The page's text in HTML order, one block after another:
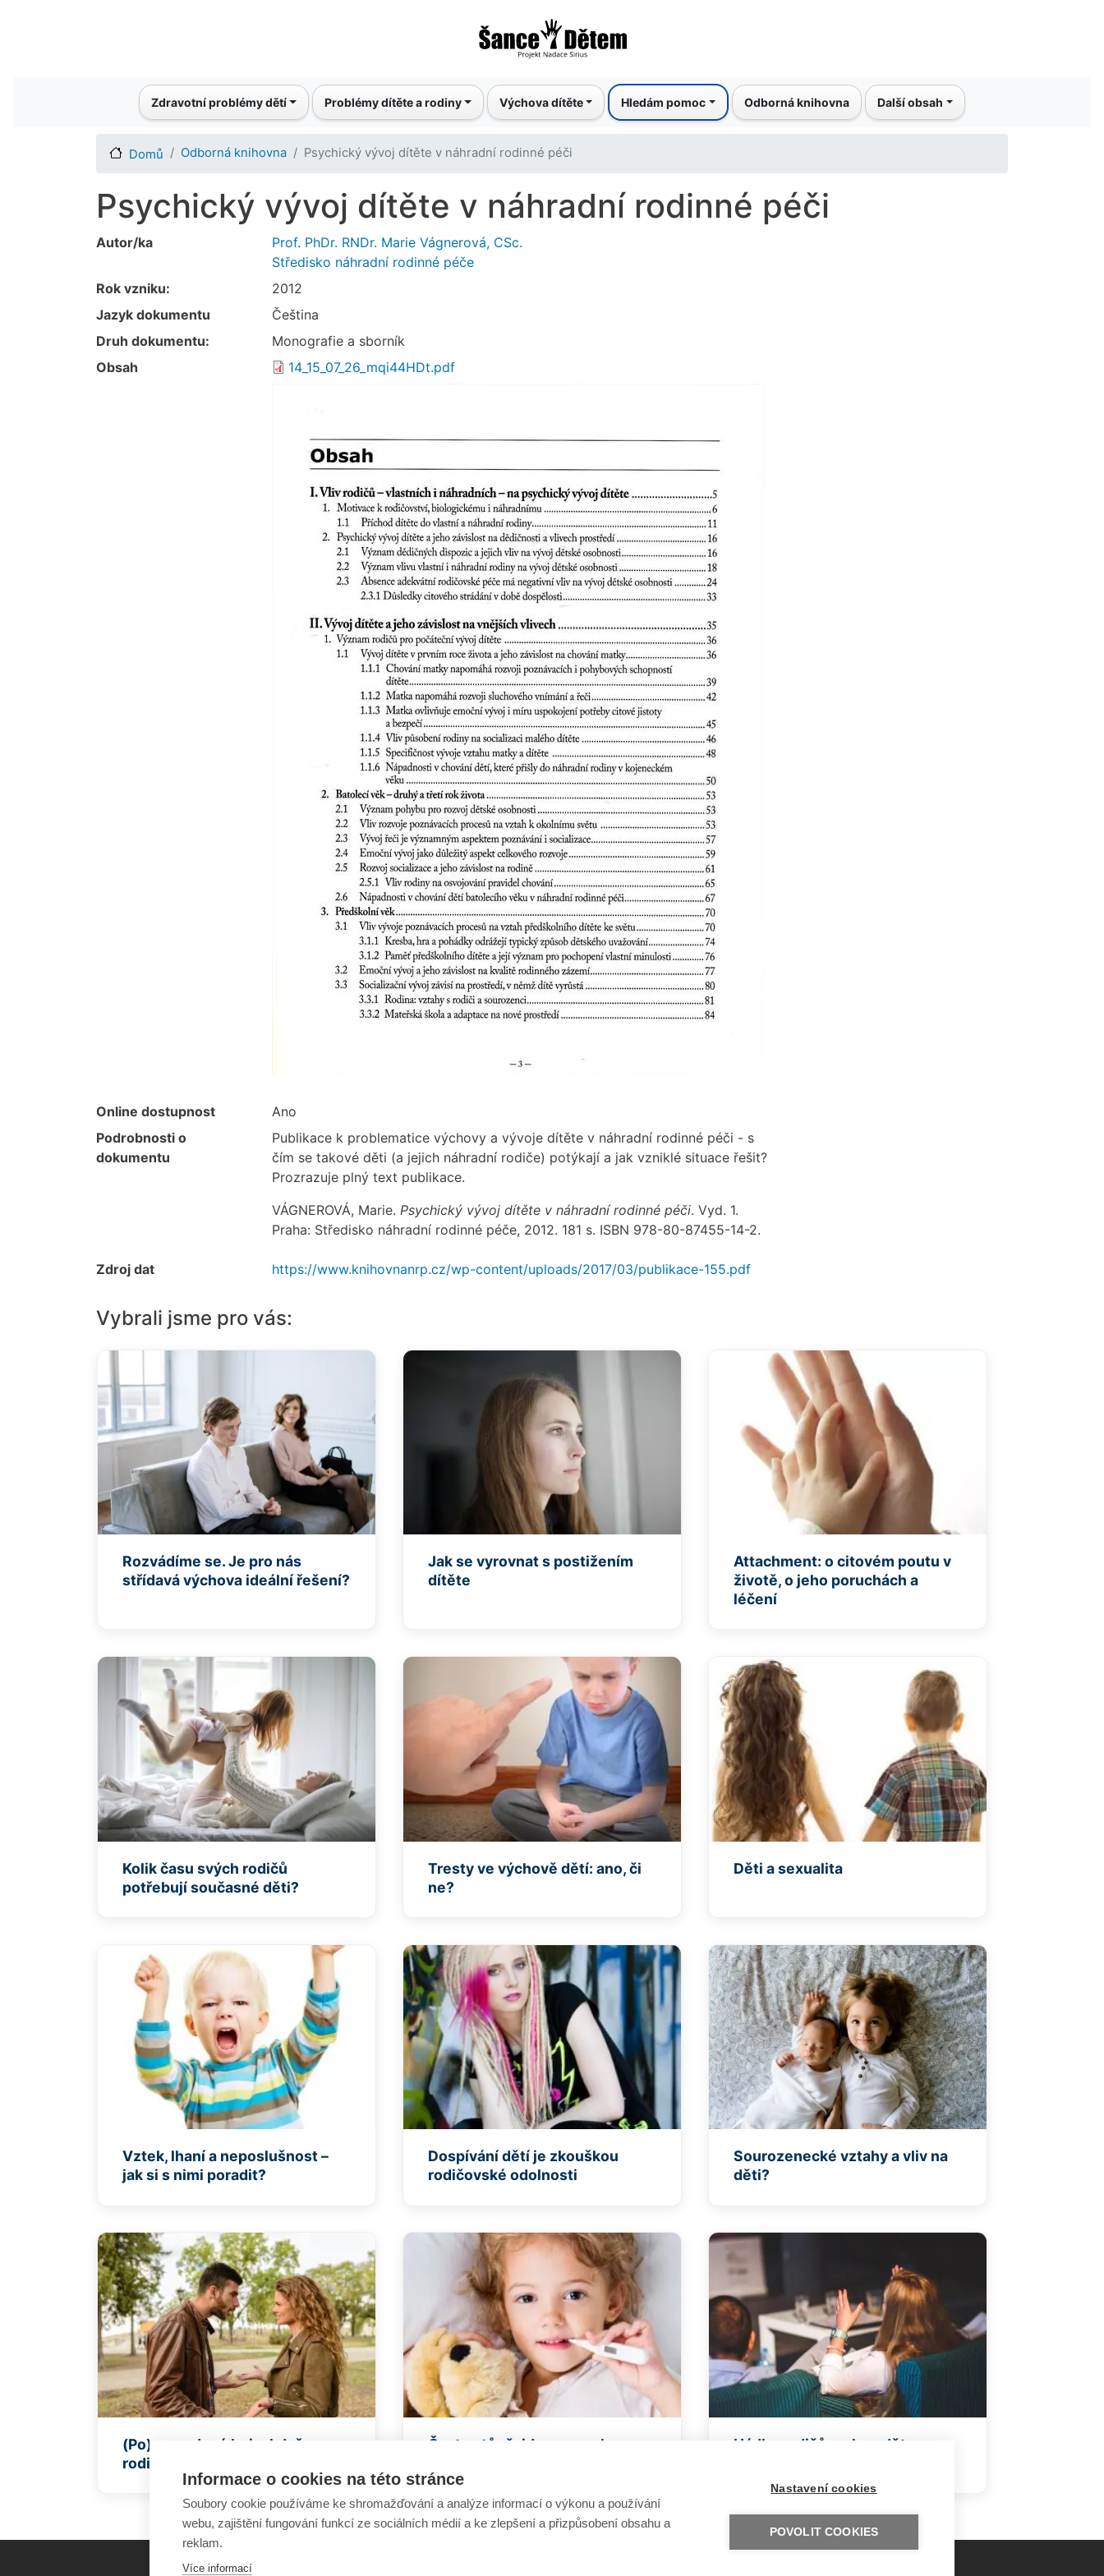
k
hlavnímu
Main navigationZdravotní problémy dětí Problémy dítěte a rodiny Výchova dítěte Hledám pomoc Odborná knihovna Další obsah
Domů Odborná knihovna Psychický vývoj dítěte v náhradní rodinné péči
Psychický vývoj dítěte v náhradní rodinné péči
Autor/ka
Prof. PhDr. RNDr. Marie Vágnerová, CSc.
Středisko náhradní rodinné péče
Rok vzniku:
2012
Jazyk dokumentu
Čeština
Druh dokumentu:
Monografie a sborník
Obsah
14_15_07_26_mqi44HDt.pdf
Online dostupnost
Ano
Podrobnosti o
dokumentu
Publikace k problematice výchovy a vývoje dítěte v náhradní rodinné péči - s
čím se takové děti (a jejich náhradní rodiče) potýkají a jak vzniklé situace řešit?
Prozrazuje plný text publikace.
VÁGNEROVÁ, Marie. Psychický vývoj dítěte v náhradní rodinné péči. Vyd. 1.
Praha: Středisko náhradní rodinné péče, 2012. 181 s. ISBN 978-80-87455-14-2.
Zdroj dat https://www.knihovnanrp.cz/wp-content/uploads/2017/03/publikace-155.pdf
Vybrali jsme pro vás:
Rozvádíme se. Je pro nás
střídavá výchova ideální řešení?
Jak se vyrovnat s postižením
dítěte
Attachment: o citovém poutu v
životě, o jeho poruchách a
léčení
Kolik času svých rodičů
potřebují současné děti?
Tresty ve výchově dětí: ano, či
ne?
Děti a sexualita
Vztek, lhaní a neposlušnost –
jak si s nimi poradit?
Dospívání dětí je zkouškou
rodičovské odolnosti
Sourozenecké vztahy a vliv na
děti?
(Po)rozvodové boje: když
rodiče zapomínají na děti
Často stůně: jde o poruchu
Hádky rodičů mohou dětem
Informace o cookies na této stránce
Soubory cookie používáme ke shromažďování a analýze informací o výkonu a používání
webu, zajištění fungování funkcí ze sociálních médií a ke zlepšení a přizpůsobení obsahu a
reklam.
Více informací
Nastavení cookies
POVOLIT COOKIES